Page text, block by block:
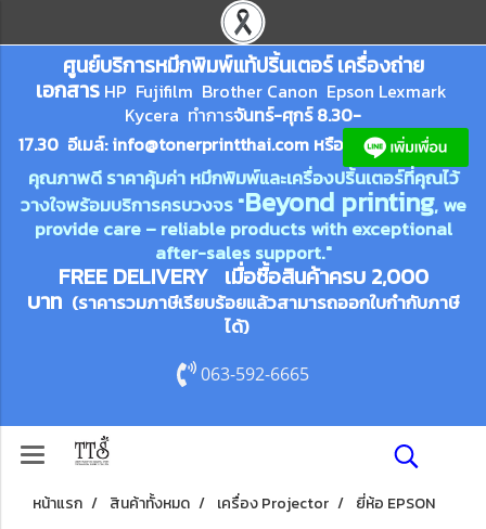
ศูนย์บริการหมึกพิมพ์แท้ปริ้นเตอร์ เครื่องถ่าย
เอกสาร HP Fujifilm Brother Canon Epson Lexmark
Kycera ทำการจันทร์-ศุกร์ 8.30-
17.30 อีเมล์:info@tonerprintthai.com หรือ
คุณภาพดี ราคาคุ้มค่า หมึกพิมพ์และเครื่องปริ้นเตอร์ที่คุณไว้
วางใจพร้อมบริการครบวงจร "Beyond printing, we
provide care – reliable products with exceptional
after-sales support."
FREE DELIVERY เมื่อซื้อสินค้าครบ 2,000
บาท (ราคารวมภาษีเรียบร้อยแล้วสามารถออกใบกำกับภาษี
ได้)
063-592-6665
หน้าแรก สินค้าทั้งหมด เครื่อง Projector ยี่ห้อ EPSON